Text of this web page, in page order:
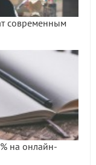
современным
на онлайн-